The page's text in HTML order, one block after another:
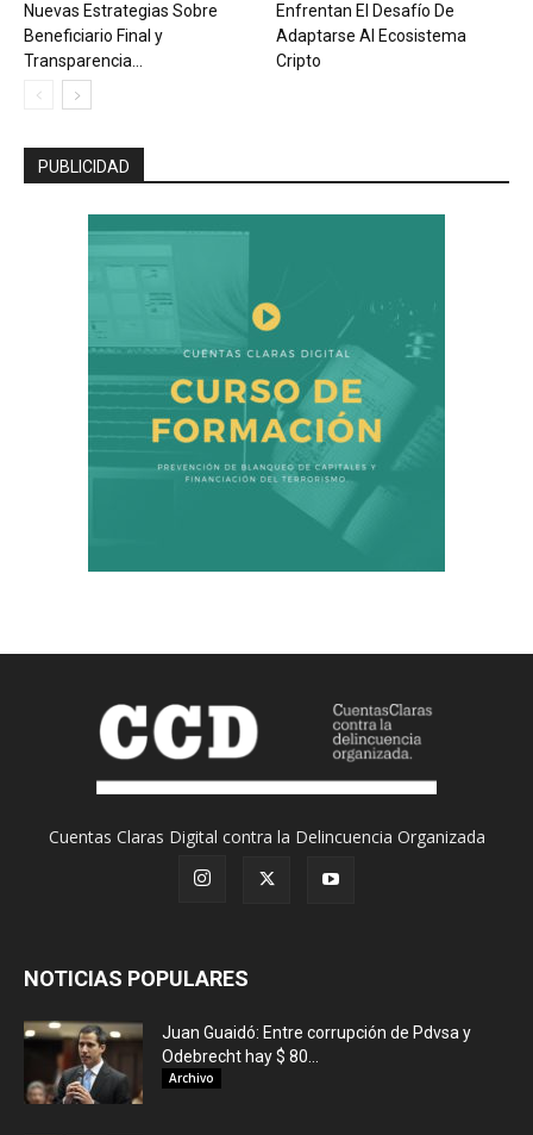
Nuevas Estrategias Sobre
Beneficiario Final y
Transparencia...
Enfrentan El Desafío De
Adaptarse Al Ecosistema
Cripto
PUBLICIDAD
Cuentas Claras Digital contra la Delincuencia Organizada
NOTICIAS POPULARES
Juan Guaidó: Entre corrupción de Pdvsa y
Odebrecht hay $ 80...
Archivo